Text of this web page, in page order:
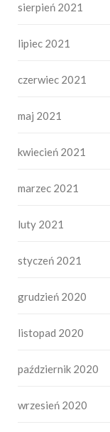
sierpień 2021
lipiec 2021
czerwiec 2021
maj 2021
kwiecień 2021
marzec 2021
luty 2021
styczeń 2021
grudzień 2020
listopad 2020
październik 2020
wrzesień 2020